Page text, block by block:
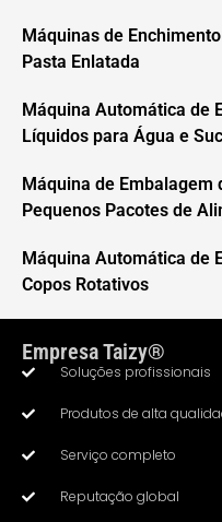
Máquinas de
Pasta Enlatada
Máquina Automática de
Líquidos para Água e
Máquina de Embalagem
Pequenos Pacotes de
Máquina Automática de
Copos Rotativos
Empresa Taizy®
Soluções profissionais
Produtos de alta
Serviço completo
Reputação global